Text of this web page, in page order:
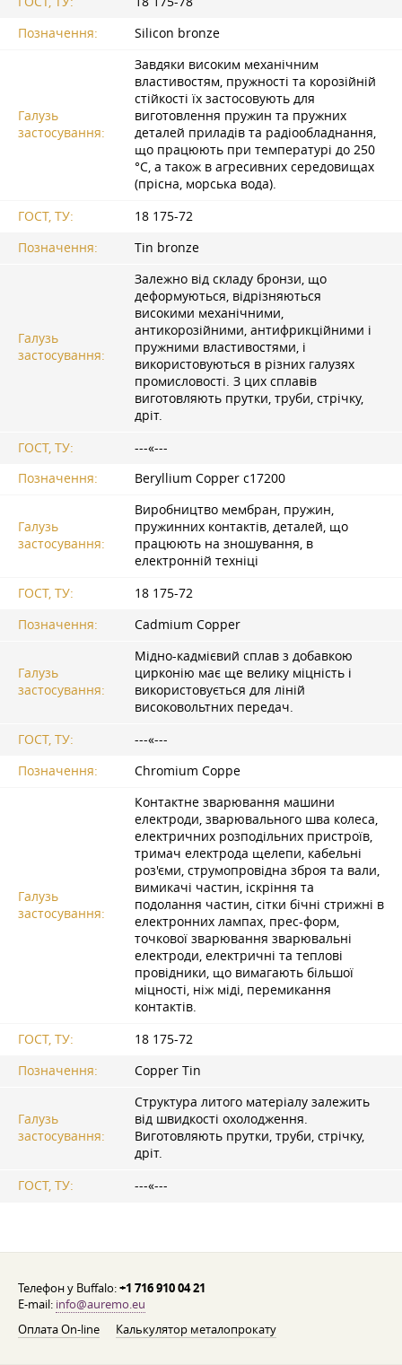
Позначення:
Silicon bronze
Галузь
застосування:
Завдяки високим механічним
властивостям, пружності та корозійній
стійкості їх застосовують для
виготовлення пружин та пружних
деталей приладів та радіообладнання,
що працюють при температурі до 250
°C, а також в агресивних середовищах
(прісна, морська вода).
ГОСТ, ТУ:
18 175-72
Позначення:
Tin bronze
Галузь
застосування:
Залежно від складу бронзи, що
деформуються, відрізняються
високими механічними,
антикорозійними, антифрикційними і
пружними властивостями, і
використовуються в різних галузях
промисловості. З цих сплавів
виготовляють прутки, труби, стрічку,
дріт.
ГОСТ, ТУ:
---«---
Позначення:
Beryllium Copper c17200
Галузь
застосування:
Виробництво мембран, пружин,
пружинних контактів, деталей, що
працюють на зношування, в
електронній техніці
ГОСТ, ТУ:
18 175-72
Позначення:
Cadmium Copper
Галузь
застосування:
Мідно-кадмієвий сплав з добавкою
цирконію має ще велику міцність і
використовується для ліній
високовольтних передач.
ГОСТ, ТУ:
---«---
Позначення:
Chromium Coppe
Галузь
застосування:
Контактне зварювання машини
електроди, зварювального шва колеса,
електричних розподільних пристроїв,
тримач електрода щелепи, кабельні
роз'єми, струмопровідна зброя та вали,
вимикачі частин, іскріння та
подолання частин, сітки бічні стрижні в
електронних лампах, прес-форм,
точкової зварювання зварювальні
електроди, електричні та теплові
провідники, що вимагають більшої
міцності, ніж міді, перемикання
контактів.
ГОСТ, ТУ:
18 175-72
Позначення:
Copper Tin
Галузь
застосування:
Структура литого матеріалу залежить
від швидкості охолодження.
Виготовляють прутки, труби, стрічку,
дріт.
ГОСТ, ТУ:
---«---
Телефон у Buffalo:+1 716 910 04 21
E-mail: info@auremo.eu
Оплата On-line
Калькулятор металопрокату